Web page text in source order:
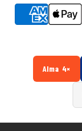
Alma 4×